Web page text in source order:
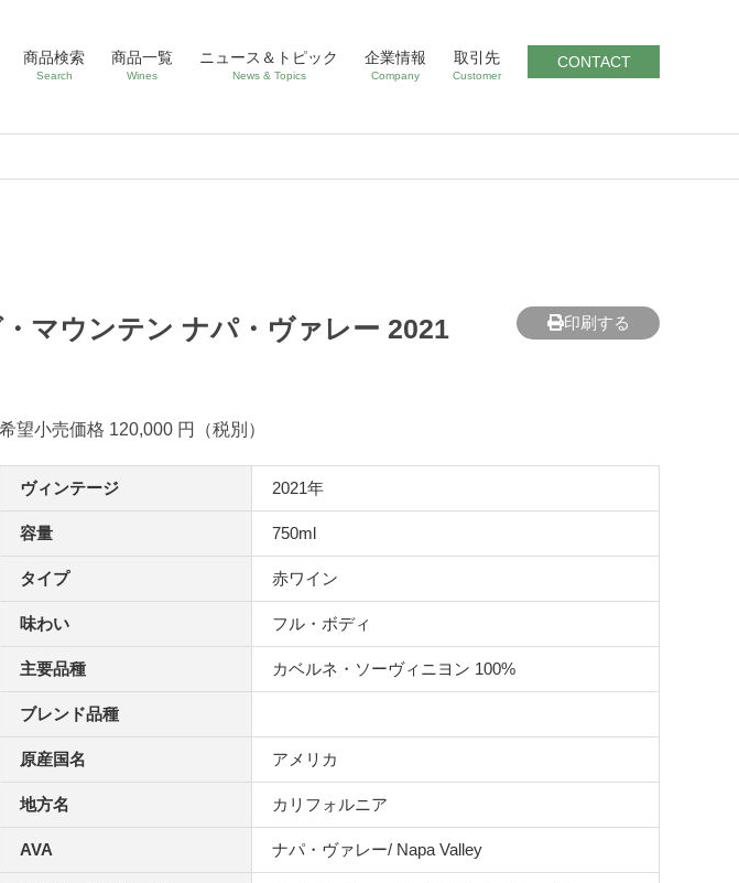
商品検索
Search
商品一覧
Wines
ニュース＆トピック
News & Topics
企業情報
Company
取引先
Customer
CONTACT
印刷する
マウンテン ナパ・ヴァレー 2021
希望小売価格 120,000 円（税別）
ヴィンテージ 2021年
容量 750ml
タイプ 赤ワイン
味わい フル・ボディ
主要品種 カベルネ・ソーヴィニヨン 100%
ブレンド品種
原産国名 アメリカ
地方名 カリフォルニア
AVA ナパ・ヴァレー/ Napa Valley